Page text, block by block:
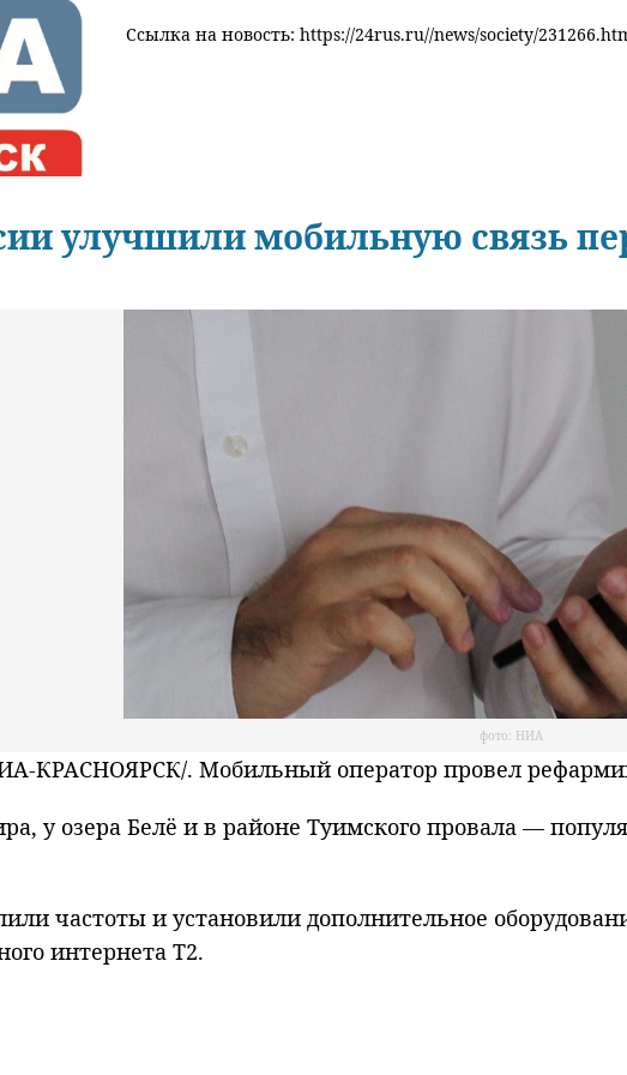
Ссылка на новость: https://24rus.ru//news/society/
улучшили мобильную связь
фото: НИА
. Мобильный оператор провел
у озера Белё и в районе Туимского провала —
частоты и установили дополнительное
интернета Т2.